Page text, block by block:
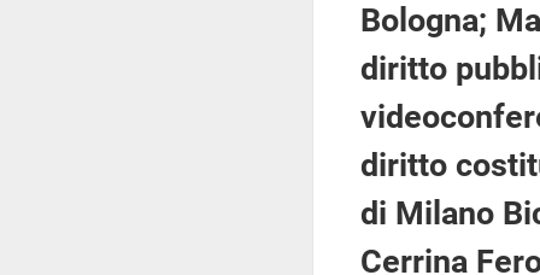
Bologna;
diritto
diritto
di Milano
Cerrina